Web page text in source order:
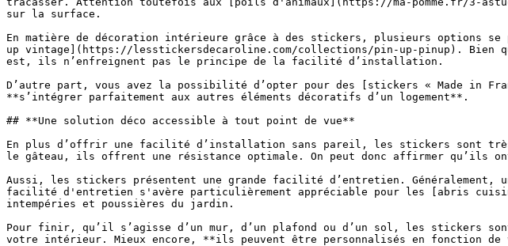
sur la surface.
En matière de décoration intérieure grâce à des stickers, plusieurs options se
up vintage](https://lesstickersdecaroline.com/collections/pin-up-pinup). Bien
est, ils n’enfreignent pas le principe de la facilité d’installation.
D’autre part, vous avez la possibilité d’opter pour des [stickers « Made in
**s’intégrer parfaitement aux autres éléments décoratifs d’un logement**.
## **Une solution déco accessible à tout point de vue**
En plus d’offrir une facilité d’installation sans pareil, les stickers sont
le gâteau, ils offrent une résistance optimale. On peut donc affirmer qu’ils
Aussi, les stickers présentent une grande facilité d’entretien. Généralement,
facilité d'entretien s'avère particulièrement appréciable pour les [abris
intempéries et poussières du jardin.
Pour finir, qu’il s’agisse d’un mur, d’un plafond ou d’un sol, les stickers
votre intérieur. Mieux encore, **ils peuvent être personnalisés en fonction de